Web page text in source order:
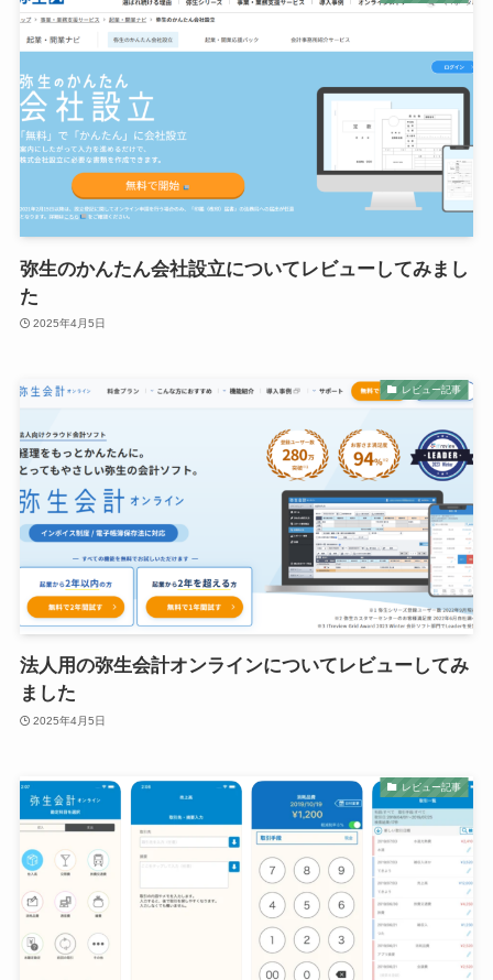
弥生のかんたん会社設立についてレビューしてみまし
た
2025年4月5日
レビュー記事
法人用の弥生会計オンラインについてレビューしてみ
ました
2025年4月5日
レビュー記事